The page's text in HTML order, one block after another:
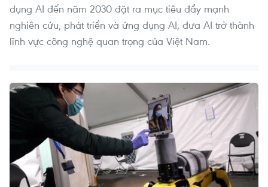
dụng AI đến năm 2030 đặt ra mục tiêu đẩy mạnh
nghiên cứu, phát triển và ứng dụng AI, đưa AI trở thành
lĩnh vực công nghệ quan trọng của Việt Nam.